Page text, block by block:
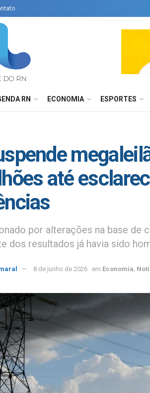
RN ECONOMIA ESPORTES
até
por alterações na base de
dos resultados já havia sido
8 de junho de 2026 em Economia